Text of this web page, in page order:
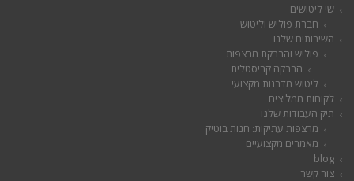
שי ליטושים
חברת פוליש וליטוש
השירותים שלנו
פוליש והברקת מרצפות
הברקה קריסטלית
ליטוש מדרגות מקצועי
לקוחות ממליצים
תיק העבודות שלנו
מרצפות עתיקות: חנות בוטיק
מאמרים מקצועיים
blog
צור קשר